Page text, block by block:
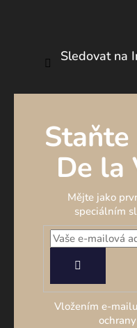
Sledovat na
De la
Mějte jako
speciálním
SE
Vložením e-